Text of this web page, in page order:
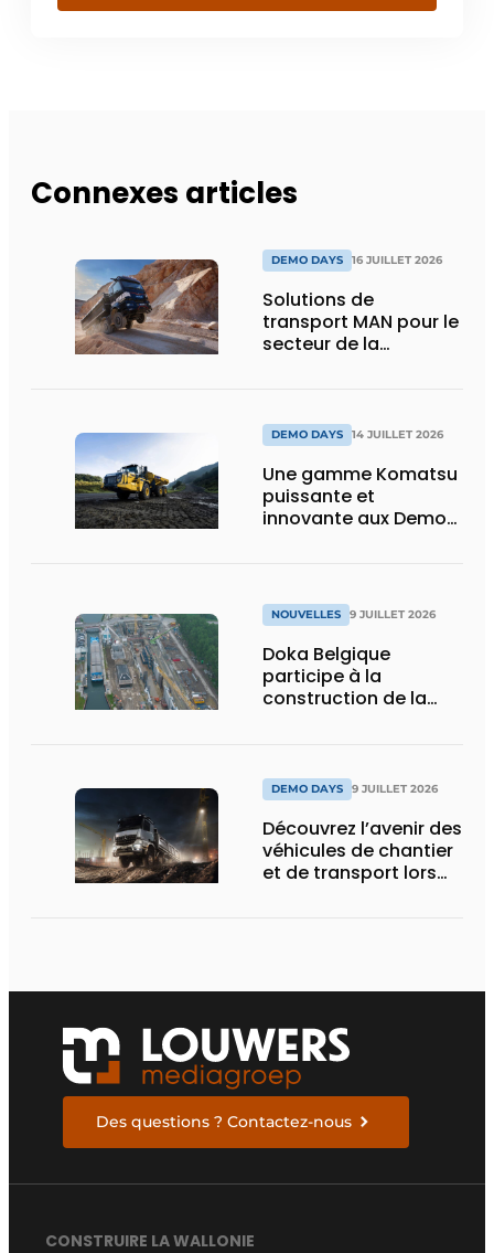
Connexes articles
DEMO DAYS 16 JUILLET 2026
Solutions de
transport MAN pour le
secteur de la
DEMO DAYS 14 JUILLET 2026
Une gamme Komatsu
puissante et
innovante aux Demo
NOUVELLES 9 JUILLET 2026
Doka Belgique
participe à la
construction de la
DEMO DAYS 9 JUILLET 2026
Découvrez l’avenir des
véhicules de chantier
et de transport lors
Des questions ? Contactez-nous
CONSTRUIRE LA WALLONIE